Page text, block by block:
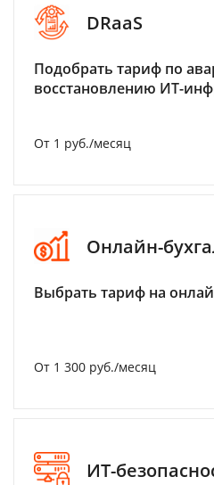
DRaaS
Подобрать тариф по
восстановлению ИТ-
От 1 руб./месяц
Онлайн-
Выбрать тариф на
От 1 300 руб./месяц
ИТ-